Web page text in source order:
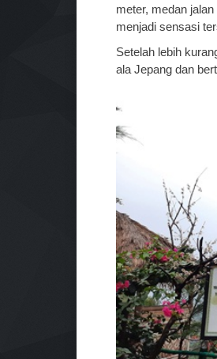
meter, medan
menjadi sensasi
Setelah lebih
ala Jepang dan